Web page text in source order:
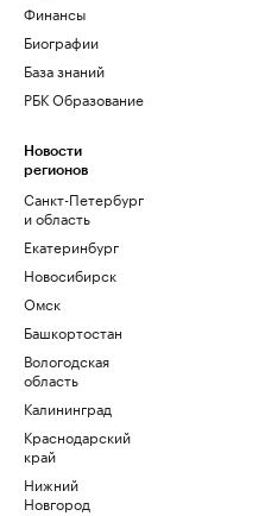
Финансы
Биографии
База знаний
РБК Образование
Новости
регионов
Санкт-Петербург
и область
Екатеринбург
Новосибирск
Омск
Башкортостан
Вологодская
область
Калининград
Краснодарский
край
Нижний
Новгород